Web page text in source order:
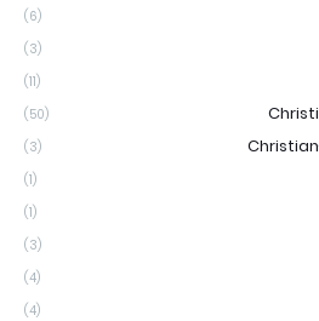
(6)
(3)
(11)
(50)
(3)
(1)
(1)
(3)
(4)
(4)